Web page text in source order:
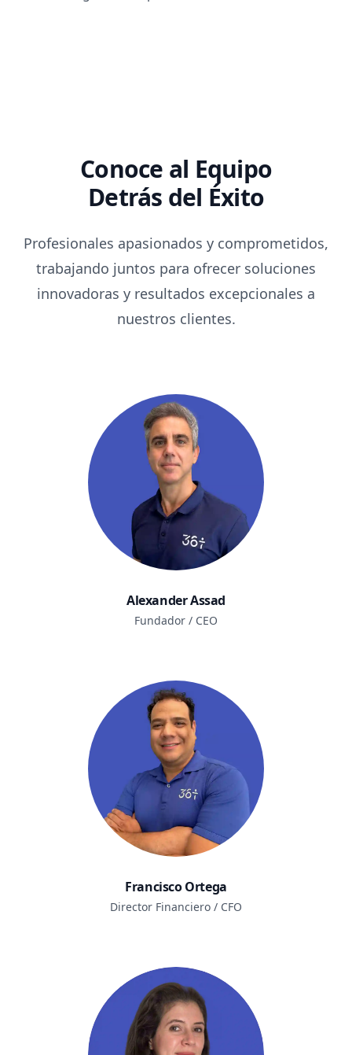
Conoce al Equipo
Detrás del Éxito
Profesionales apasionados y comprometidos,
trabajando juntos para ofrecer soluciones
innovadoras y resultados excepcionales a
nuestros clientes.
Alexander Assad
Fundador / CEO
Francisco Ortega
Director Financiero / CFO